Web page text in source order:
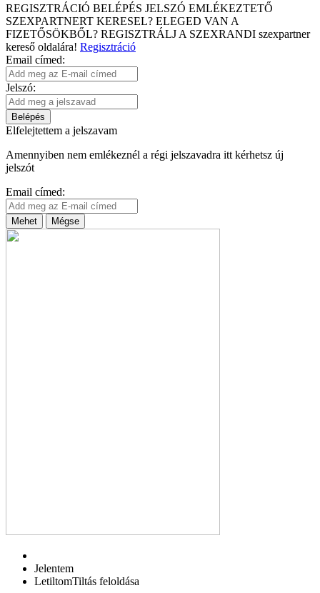
REGISZTRÁCIÓ BELÉPÉS JELSZÓ EMLÉKEZTETŐ
SZEXPARTNERT KERESEL? ELEGED VAN A
FIZETŐSÖKBŐL? REGISZTRÁLJ A SZEXRANDI szexpartner
kereső oldalára! Regisztráció
Email címed:
Jelszó:
Belépés
Elfelejtettem a jelszavam
Amennyiben nem emlékeznél a régi jelszavadra itt kérhetsz új
jelszót
Email címed:
Mehet Mégse
Jelentem
LetiltomTiltás feloldása